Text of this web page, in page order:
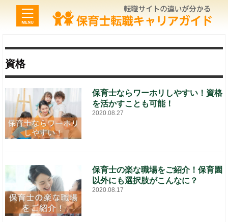
資格
保育士ならワーホリしやすい！資格
を活かすことも可能！
2020.08.27
保育士の楽な職場をご紹介！保育園
以外にも選択肢がこんなに？
2020.08.17